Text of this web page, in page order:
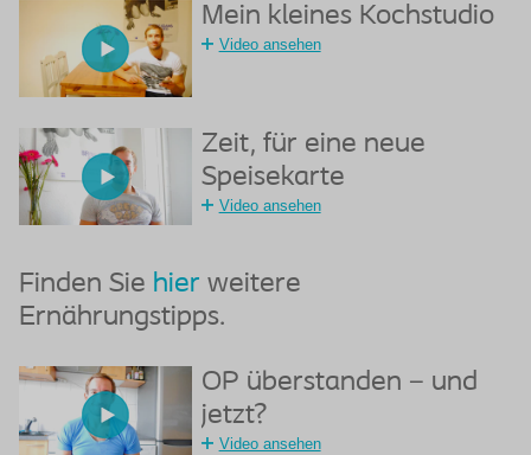
Mein kleines Kochstudio
Video ansehen
Zeit, für eine neue
Speisekarte
Video ansehen
Finden Sie hier weitere
Ernährungstipps.
OP überstanden – und
jetzt?
Video ansehen